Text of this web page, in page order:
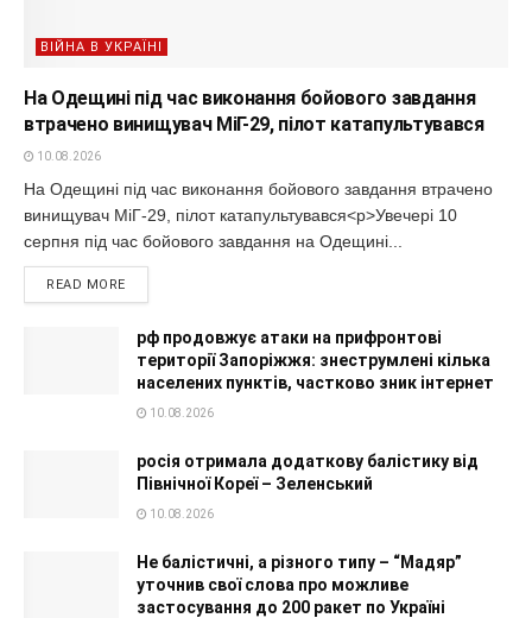
ВІЙНА В УКРАЇНІ
На Одещині під час виконання бойового завдання
втрачено винищувач МіГ-29, пілот катапультувався
10.08.2026
На Одещині під час виконання бойового завдання втрачено
винищувач МіГ-29, пілот катапультувався<p>Увечері 10
серпня під час бойового завдання на Одещині...
READ MORE
рф продовжує атаки на прифронтові
території Запоріжжя: знеструмлені кілька
населених пунктів, частково зник інтернет
10.08.2026
росія отримала додаткову балістику від
Північної Кореї – Зеленський
10.08.2026
Не балістичні, а різного типу – “Мадяр”
уточнив свої слова про можливе
застосування до 200 ракет по Україні